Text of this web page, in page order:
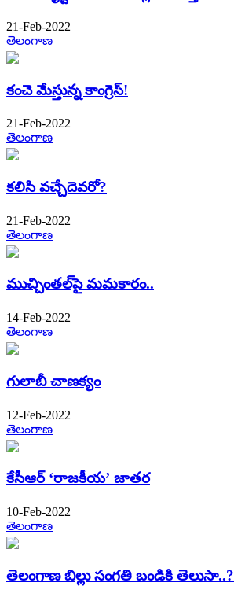
21-Feb-2022
తెలంగాణ
కంచె మేస్తున్న కాంగ్రెస్​!
21-Feb-2022
తెలంగాణ
కలిసి వచ్చేదెవరో?
21-Feb-2022
తెలంగాణ
ముచ్చింతల్​పై మమకారం..
14-Feb-2022
తెలంగాణ
గులాబీ చాణక్యం
12-Feb-2022
తెలంగాణ
కేసీఆర్ ‘రాజకీయ’ జాతర
10-Feb-2022
తెలంగాణ
తెలంగాణ బిల్లు సంగతి బండికి తెలుసా..?